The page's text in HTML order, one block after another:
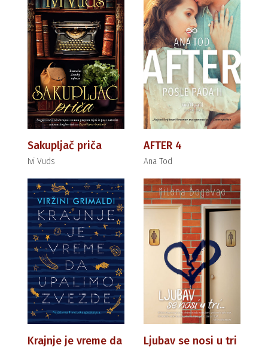
Sakupljač priča
Ivi Vuds
AFTER 4
Ana Tod
Krajnje je vreme da
Ljubav se nosi u tri